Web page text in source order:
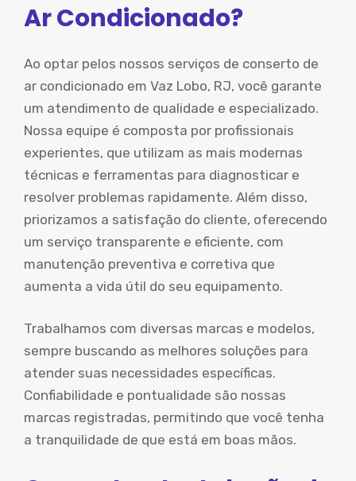
Ar Condicionado?
Ao optar pelos nossos serviços de conserto de
ar condicionado em Vaz Lobo, RJ, você garante
um atendimento de qualidade e especializado.
Nossa equipe é composta por profissionais
experientes, que utilizam as mais modernas
técnicas e ferramentas para diagnosticar e
resolver problemas rapidamente. Além disso,
priorizamos a satisfação do cliente, oferecendo
um serviço transparente e eficiente, com
manutenção preventiva e corretiva que
aumenta a vida útil do seu equipamento.
Trabalhamos com diversas marcas e modelos,
sempre buscando as melhores soluções para
atender suas necessidades específicas.
Confiabilidade e pontualidade são nossas
marcas registradas, permitindo que você tenha
a tranquilidade de que está em boas mãos.